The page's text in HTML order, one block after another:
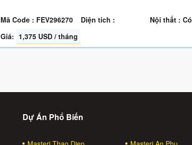
Mã Code : FEV296270 Diện tích :
Nội thất : Có
Giá: 1,375 USD / tháng
Dự Án Phổ Biến